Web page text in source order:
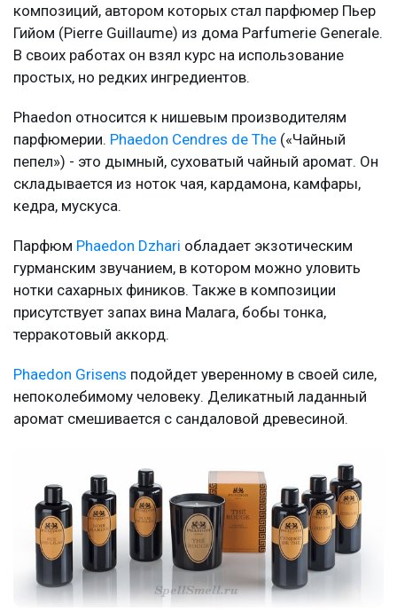
композиций, автором которых стал парфюмер Пьер
Гийом (Pierre Guillaume) из дома Parfumerie Generale.
В своих работах он взял курс на использование
простых, но редких ингредиентов.
Phaedon относится к нишевым производителям
парфюмерии. Phaedon Cendres de The («Чайный
пепел») - это дымный, суховатый чайный аромат. Он
складывается из ноток чая, кардамона, камфары,
кедра, мускуса.
Парфюм Phaedon Dzhari обладает экзотическим
гурманским звучанием, в котором можно уловить
нотки сахарных фиников. Также в композиции
присутствует запах вина Малага, бобы тонка,
терракотовый аккорд.
Phaedon Grisens подойдет уверенному в своей силе,
непоколебимому человеку. Деликатный ладанный
аромат смешивается с сандаловой древесиной.